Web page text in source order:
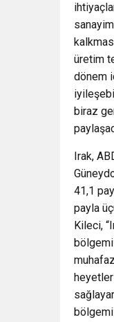
üretim
dönem
biraz
Irak,
41,1
payla
Kileci,